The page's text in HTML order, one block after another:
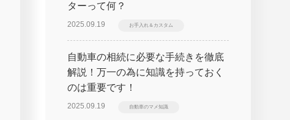
ターって何？
2025.09.19 お手入れ＆カスタム
自動車の相続に必要な手続きを徹底
解説！万一の為に知識を持っておく
のは重要です！
2025.09.19 自動車のマメ知識